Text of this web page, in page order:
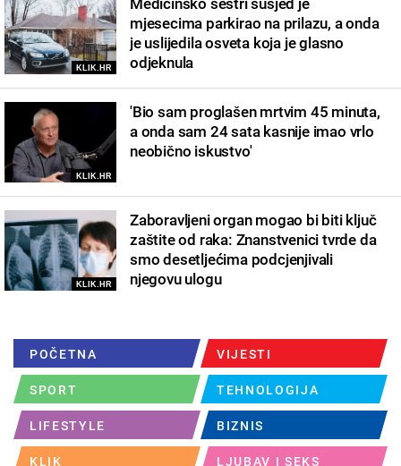
KLIK.HR
mjesecima parkirao na prilazu, a onda
je uslijedila osveta koja je glasno
odjeknula
KLIK.HR
'Bio sam proglašen mrtvim 45 minuta,
a onda sam 24 sata kasnije imao vrlo
neobično iskustvo'
KLIK.HR
Zaboravljeni organ mogao bi biti ključ
zaštite od raka: Znanstvenici tvrde da
smo desetljećima podcjenjivali
njegovu ulogu
POČETNA VIJESTI
SPORT TEHNOLOGIJA
LIFESTYLE BIZNIS
KLIK LJUBAV I SEKS